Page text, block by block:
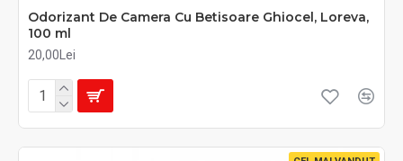
Odorizant De Camera Cu Betisoare Ghiocel, Loreva,
100 ml
20,00Lei